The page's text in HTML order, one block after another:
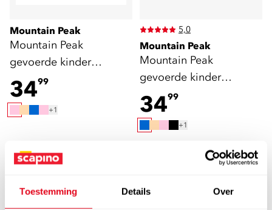
Toestemming Details Over
Mountain Peak
Mountain Peak
gevoerde kinder
snowboots roze
3499
+1
5,0
Mountain Peak
Mountain Peak
gevoerde kinder
snowboots blauw
3499
+1